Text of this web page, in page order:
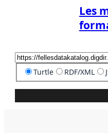
Les
Turtle RDF/XML